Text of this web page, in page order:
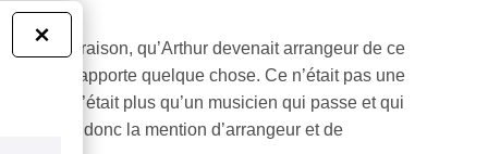
à raison, qu’Arthur devenait arrangeur de ce
apporte quelque chose. Ce n’était pas une
contre, c’était plus qu’un musicien qui passe et qui
ce titre, donc la mention d’arrangeur et de
×